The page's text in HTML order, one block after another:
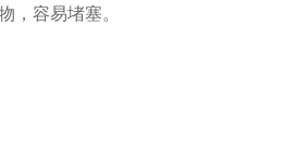
容易堵塞。